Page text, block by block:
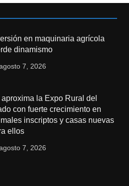
en maquinaria agrícola
dinamismo
7, 2026
aproxima la Expo Rural del
con fuerte crecimiento en
inscriptos y casas nuevas
ellos
7, 2026